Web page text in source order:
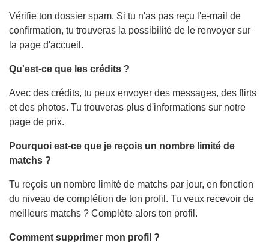
Vérifie ton dossier spam. Si tu n'as pas reçu l'e-mail de
confirmation, tu trouveras la possibilité de le renvoyer sur
la page d'accueil.
Qu'est-ce que les crédits ?
Avec des crédits, tu peux envoyer des messages, des flirts
et des photos. Tu trouveras plus d'informations sur notre
page de prix.
Pourquoi est-ce que je reçois un nombre limité de
matchs ?
Tu reçois un nombre limité de matchs par jour, en fonction
du niveau de complétion de ton profil. Tu veux recevoir de
meilleurs matchs ? Complète alors ton profil.
Comment supprimer mon profil ?